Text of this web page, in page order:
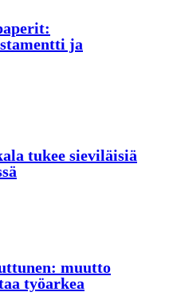
ja
tukee sieviläisiä
muutto
työarkea